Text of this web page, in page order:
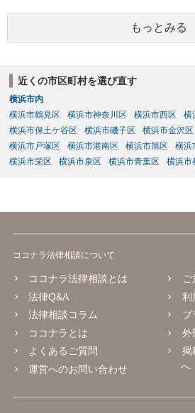
もっとみる
近くの市区町村を選び直す
横浜市内
横浜市鶴見区
横浜市神奈川区 横浜市西区 横
横浜市保土ケ谷区
横浜市磯子区 横浜市金沢区
横浜市戸塚区
横浜市港南区 横浜市旭区 横浜
横浜市栄区
横浜市泉区 横浜市青葉区 横浜市
ココナラ法律相談について
ココナラ法律相談とは
法律Q&A
法律相談コラム
ココナラとは
よくあるご質問
運営へのお問い合わせ
利
プ
外
掲
へ